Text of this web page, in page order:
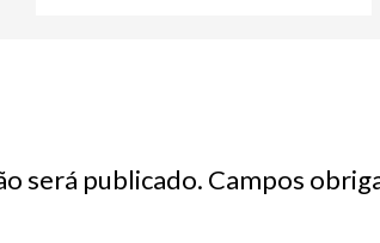
será publicado. Campos